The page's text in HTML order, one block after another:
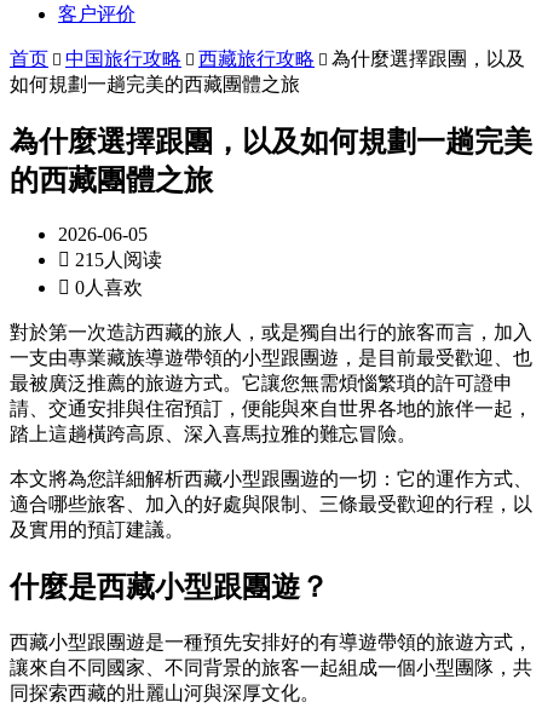
客户评价
首页  中国旅行攻略  西藏旅行攻略  為什麼選擇跟團，以及
如何規劃一趟完美的西藏團體之旅
為什麼選擇跟團，以及如何規劃一趟完美
的西藏團體之旅
2026-06-05
 215人阅读
 0人喜欢
對於第一次造訪西藏的旅人，或是獨自出行的旅客而言，加入
一支由專業藏族導遊帶領的小型跟團遊，是目前最受歡迎、也
最被廣泛推薦的旅遊方式。它讓您無需煩惱繁瑣的許可證申
請、交通安排與住宿預訂，便能與來自世界各地的旅伴一起，
踏上這趟橫跨高原、深入喜馬拉雅的難忘冒險。
本文將為您詳細解析西藏小型跟團遊的一切：它的運作方式、
適合哪些旅客、加入的好處與限制、三條最受歡迎的行程，以
及實用的預訂建議。
什麼是西藏小型跟團遊？
西藏小型跟團遊是一種預先安排好的有導遊帶領的旅遊方式，
讓來自不同國家、不同背景的旅客一起組成一個小型團隊，共
同探索西藏的壯麗山河與深厚文化。